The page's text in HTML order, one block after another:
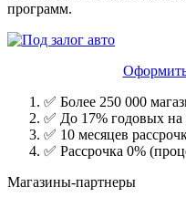
программ.
✅ Более 250 000
✅ До 17% годовых на
✅ 10 месяцев
✅ Рассрочка 0%
Магазины-партнеры